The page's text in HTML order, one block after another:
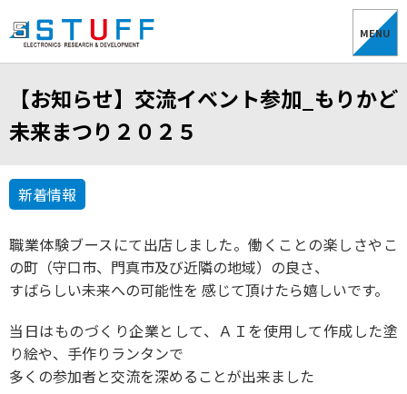
MENU
【お知らせ】交流イベント参加_もりかど
未来まつり２０２５
新着情報
職業体験ブースにて出店しました。働くことの楽しさやこ
の町（守口市、門真市及び近隣の地域）の良さ、
すばらしい未来への可能性を 感じて頂けたら嬉しいです。
当日はものづくり企業として、ＡＩを使用して作成した塗
り絵や、手作りランタンで
多くの参加者と交流を深めることが出来ました